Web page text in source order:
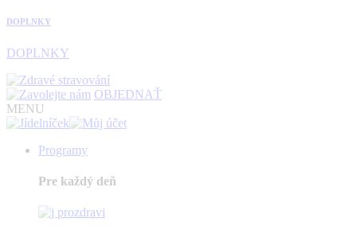
DOPLNKY
DOPLNKY
OBJEDNAŤ
MENU
Programy
Pre každý deň